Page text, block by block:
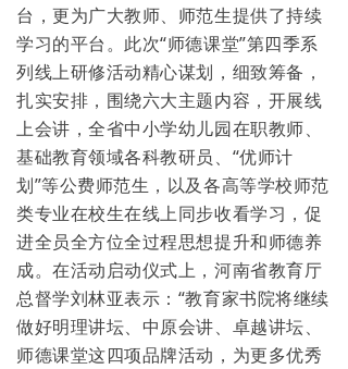
台，更为广大教师、师范生提供了持续
学习的平台。此次“师德课堂”第四季系
列线上研修活动精心谋划，细致筹备，
扎实安排，围绕六大主题内容，开展线
上会讲，全省中小学幼儿园在职教师、
基础教育领域各科教研员、“优师计
划”等公费师范生，以及各高等学校师范
类专业在校生在线上同步收看学习，促
进全员全方位全过程思想提升和师德养
成。在活动启动仪式上，河南省教育厅
总督学刘林亚表示：“教育家书院将继续
做好明理讲坛、中原会讲、卓越讲坛、
师德课堂这四项品牌活动，为更多优秀